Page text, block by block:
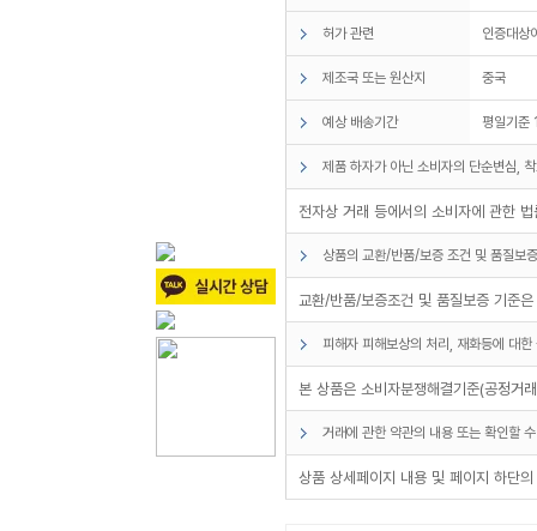
허가 관련 인증대상
제조국 또는 원산지 중국
예상 배송기간 평일기준
제품 하자가 아닌 소비자의 단순변심,
전자상 거래 등에서의 소비자에 관한
상품의 교환/반품/보증 조건 및 품질보
교환/반품/보증조건 및 품질보증 기준
피해자 피해보상의 처리, 재화등에 대
본 상품은 소비자분쟁해결기준(공정거
거래에 관한 약관의 내용 또는 확인할
상품 상세페이지 내용 및 페이지 하단